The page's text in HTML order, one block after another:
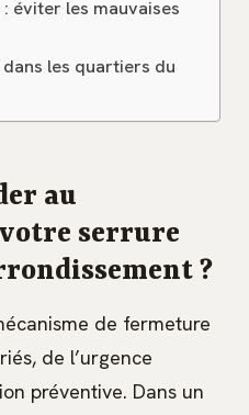
éviter les mauvaises
les quartiers du
au
serrure
?
de fermeture
de l’urgence
préventive. Dans un